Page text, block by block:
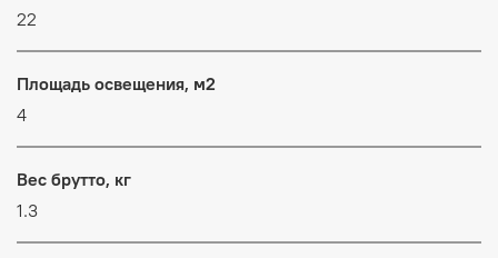
22
Площадь освещения, м2
4
Вес брутто, кг
1.3